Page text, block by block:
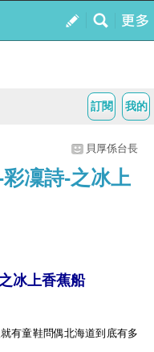
我的
訂閱
貝厚係台長
凜詩-之冰上
冰上香蕉船
有童鞋問偶北海道到底有多